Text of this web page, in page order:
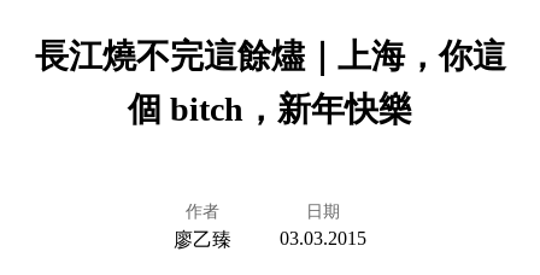
長江燒不完這餘燼｜上海，你這
個 bitch，新年快樂
作者
廖乙臻
日期
03.03.2015